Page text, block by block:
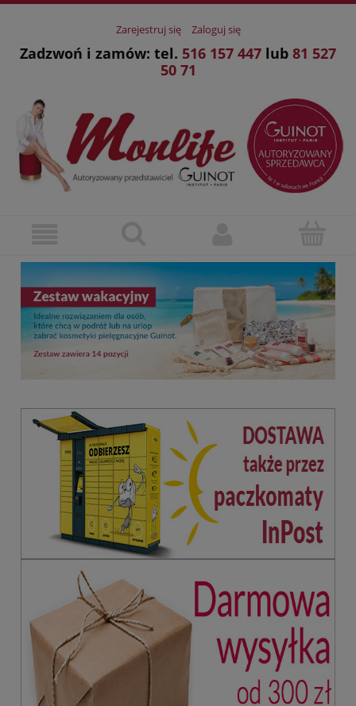
Zarejestruj się Zaloguj się
Zadzwoń i zamów: tel. 516 157 447 lub 81 527
50 71